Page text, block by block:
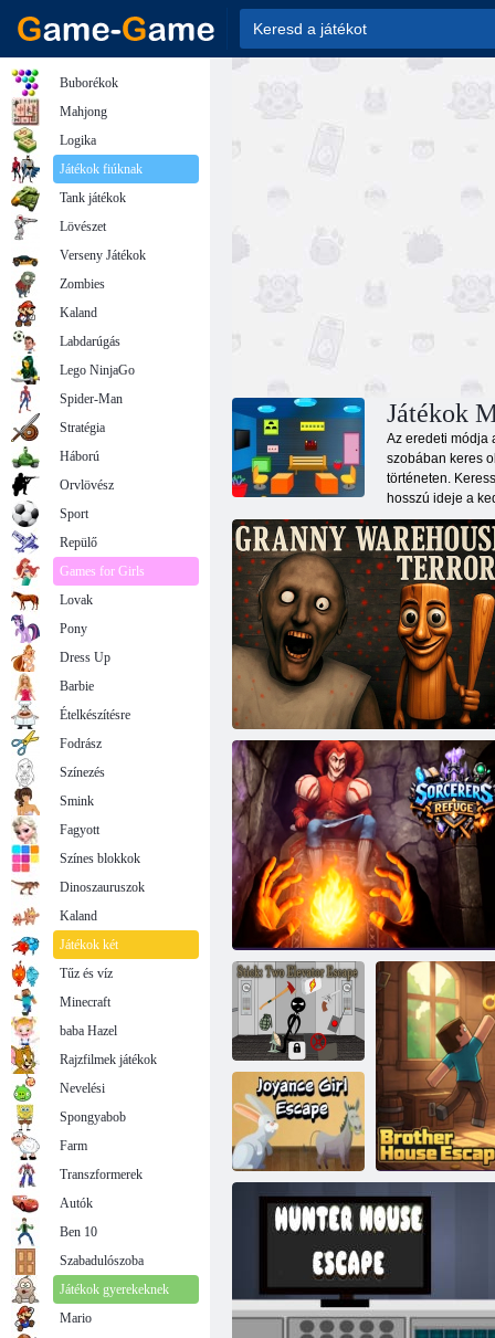
Játékok
Az eredeti módja
szobában keres
történeten.
hosszú ideje a
Nagyi raktári terror
Varázslók menedékhelye
Stick: Two
Elevator Escape
Joyance Girl
Escape
Buborékok
Mahjong
Logika
Játékok fiúknak
Tank játékok
Lövészet
Verseny Játékok
Zombies
Kaland
Labdarúgás
Lego NinjaGo
Spider-Man
Stratégia
Háború
Orvlövész
Sport
Repülő
Games for Girls
Lovak
Pony
Dress Up
Barbie
Ételkészítésre
Fodrász
Színezés
Smink
Fagyott
Színes blokkok
Dinoszauruszok
Kaland
Játékok két
Tűz és víz
Minecraft
baba Hazel
Rajzfilmek játékok
Nevelési
Spongyabob
Farm
Transzformerek
Autók
Ben 10
Szabadulószoba
Játékok gyerekeknek
Mario